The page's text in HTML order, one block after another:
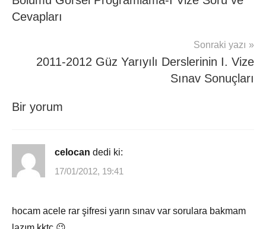
şifreleme
Cevapları
Sonraki yazı
2011-2012 Güz Yarıyılı Derslerinin I. Vize
Sınav Sonuçları
Bir yorum
celocan dedi ki:
17/01/2012, 19:41
hocam acele rar şifresi yarın sınav var sorulara bakmam